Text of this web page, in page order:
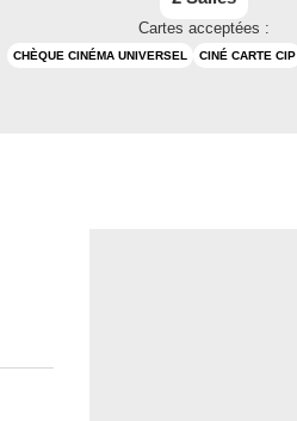
Cartes acceptées :
CHÈQUE CINÉMA UNIVERSEL CINÉ CARTE CIP